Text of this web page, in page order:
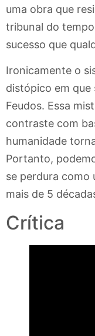
uma obra que
tribunal do
sucesso que
Ironicamente o
distópico em que
Feudos. Essa
contraste com
humanidade
Portanto,
se perdura como
mais de 5
Crítica